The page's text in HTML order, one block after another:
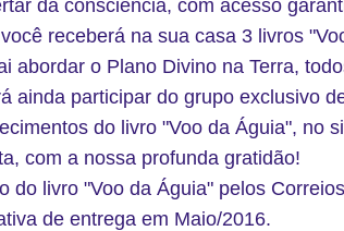
da consciência, com acesso
receberá na sua casa 3 livros
abordar o Plano Divino na Terra,
ainda participar do grupo exclusivo
do livro "Voo da Águia", no
com a nossa profunda gratidão!
do livro "Voo da Águia" pelos
de entrega em Maio/2016.